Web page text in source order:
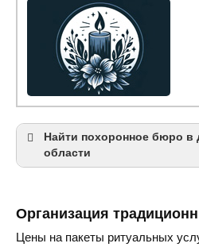
Найти похоронное бюро в
области
Могилёв-Подольский
Жмеринка
Организация
Цены на пакеты ритуальных